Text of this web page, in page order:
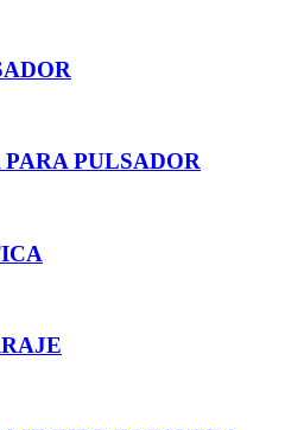
PULSADOR